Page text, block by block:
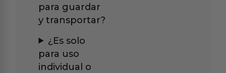
para guardar
y transportar?
¿Es solo
para uso
individual o